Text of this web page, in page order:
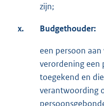
zijn;
x. Budgethouder:
een persoon
verordening een
toegekend en
verantwoording